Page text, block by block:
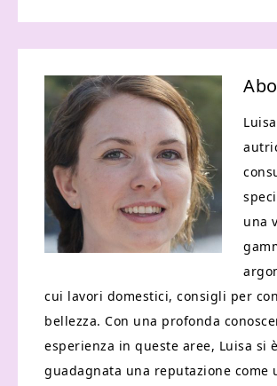
una
cui lavori domestici, consigli per
bellezza. Con una profonda
esperienza in queste aree, Luisa si è
guadagnata una reputazione come